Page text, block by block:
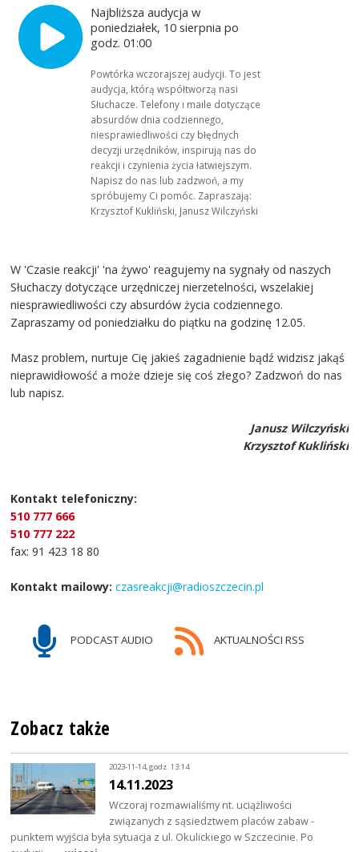
Najbliższa audycja w
poniedziałek, 10 sierpnia po
godz. 01:00
Powtórka wczorajszej audycji. To jest
audycja, którą współtworzą nasi
Słuchacze. Telefony i maile dotyczące
absurdów dnia codziennego,
niesprawiedliwości czy błędnych
decyzji urzędników, inspirują nas do
reakcji i czynienia życia łatwiejszym.
Napisz do nas lub zadzwoń, a my
spróbujemy Ci pomóc. Zapraszają:
Krzysztof Kukliński, Janusz Wilczyński
W 'Czasie reakcji' 'na żywo' reagujemy na sygnały od naszych
Słuchaczy dotyczące urzędniczej nierzetelności, wszelakiej
niesprawiedliwości czy absurdów życia codziennego.
Zapraszamy od poniedziałku do piątku na godzinę 12.05.
Masz problem, nurtuje Cię jakieś zagadnienie bądź widzisz jakąś
nieprawidłowość a może dzieje się coś złego? Zadzwoń do nas
lub napisz.
Janusz Wilczyński
Krzysztof Kukliński
Kontakt telefoniczny:
510 777 666
510 777 222
fax: 91 423 18 80
Kontakt mailowy: czasreakcji@radioszczecin.pl
PODCAST AUDIO AKTUALNOŚCI RSS
Zobacz także
2023-11-14, godz. 13:14
14.11.2023
Wczoraj rozmawialiśmy nt. uciążliwości
związanych z sąsiedztwem placów zabaw -
punktem wyjścia była sytuacja z ul. Okulickiego w Szczecinie. Po